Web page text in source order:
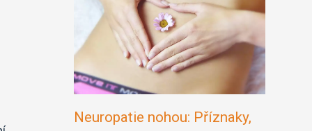
Neuropatie nohou: Příznaky,